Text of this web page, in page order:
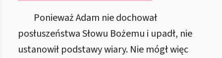
Ponieważ Adam nie dochował
posłuszeństwa Słowu Bożemu i upadł, nie
ustanowił podstawy wiary. Nie mógł więc